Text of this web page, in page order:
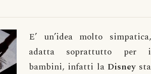
E’ un’idea molto simpatica,
adatta soprattutto per i
bambini, infatti laDisneysta